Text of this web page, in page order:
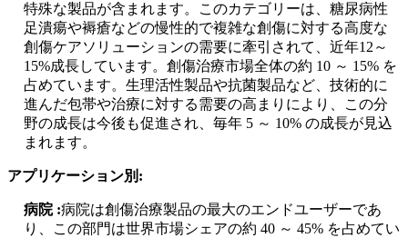
特殊な製品が含まれます。このカテゴリーは、糖尿病性
足潰瘍や褥瘡などの慢性的で複雑な創傷に対する高度な
創傷ケアソリューションの需要に牽引されて、近年12～
15%成長しています。創傷治療市場全体の約 10 ～ 15% を
占めています。生理活性製品や抗菌製品など、技術的に
進んだ包帯や治療に対する需要の高まりにより、この分
野の成長は今後も促進され、毎年 5 ～ 10% の成長が見込
まれます。
アプリケーション別:
病院 :病院は創傷治療製品の最大のエンドユーザーであ
り、この部門は世界市場シェアの約 40 ～ 45% を占めてい